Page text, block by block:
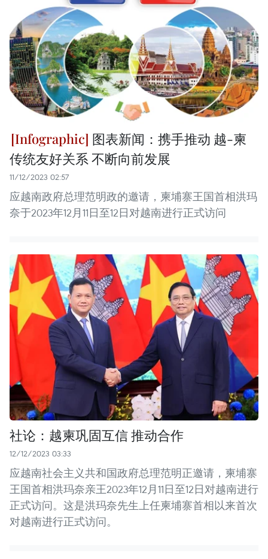
图表新闻：携手推动 越-柬
传统友好关系 不断向前发展
11/12/2023 02:57
应越南政府总理范明政的邀请，柬埔寨王国首相洪玛
奈于2023年12月11日至12日对越南进行正式访问
社论：越柬巩固互信 推动合作
12/12/2023 03:33
应越南社会主义共和国政府总理范明正邀请，柬埔寨
王国首相洪玛奈亲王2023年12月11日至12日对越南进行
正式访问。这是洪玛奈先生上任柬埔寨首相以来首次
对越南进行正式访问。